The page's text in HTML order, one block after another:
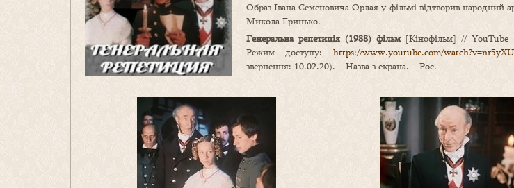
Образ Івана Семеновича Орлая у фільмі відтворив народний
Микола Гринько.
Генеральна репетиція (1988) фільм[Кінофільм] // YouTube
Режим доступу: https://www.youtube.com/
звернення: 10.02.20). – Назва з екрана. – Рос.